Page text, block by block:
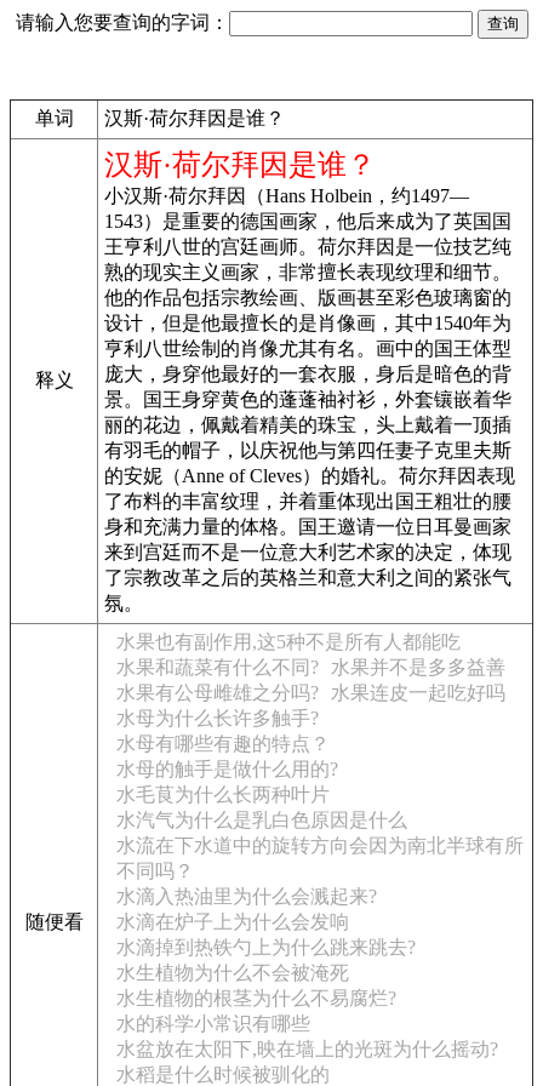
请输入您要查询的字词：
单词 汉斯·荷尔拜因是谁？
释义
汉斯·荷尔拜因是谁？
小汉斯·荷尔拜因（Hans Holbein，约1497—
1543）是重要的德国画家，他后来成为了英国国
王亨利八世的宫廷画师。荷尔拜因是一位技艺纯
熟的现实主义画家，非常擅长表现纹理和细节。
他的作品包括宗教绘画、版画甚至彩色玻璃窗的
设计，但是他最擅长的是肖像画，其中1540年为
亨利八世绘制的肖像尤其有名。画中的国王体型
庞大，身穿他最好的一套衣服，身后是暗色的背
景。国王身穿黄色的蓬蓬袖衬衫，外套镶嵌着华
丽的花边，佩戴着精美的珠宝，头上戴着一顶插
有羽毛的帽子，以庆祝他与第四任妻子克里夫斯
的安妮（Anne of Cleves）的婚礼。荷尔拜因表现
了布料的丰富纹理，并着重体现出国王粗壮的腰
身和充满力量的体格。国王邀请一位日耳曼画家
来到宫廷而不是一位意大利艺术家的决定，体现
了宗教改革之后的英格兰和意大利之间的紧张气
氛。
随便看
水果也有副作用,这5种不是所有人都能吃
水果和蔬菜有什么不同?
水果并不是多多益善
水果有公母雌雄之分吗?
水果连皮一起吃好吗
水母为什么长许多触手?
水母有哪些有趣的特点？
水母的触手是做什么用的?
水毛茛为什么长两种叶片
水汽气为什么是乳白色原因是什么
水流在下水道中的旋转方向会因为南北半球有所
不同吗？
水滴入热油里为什么会溅起来?
水滴在炉子上为什么会发响
水滴掉到热铁勺上为什么跳来跳去?
水生植物为什么不会被淹死
水生植物的根茎为什么不易腐烂?
水的科学小常识有哪些
水盆放在太阳下,映在墙上的光斑为什么摇动?
水稻是什么时候被驯化的